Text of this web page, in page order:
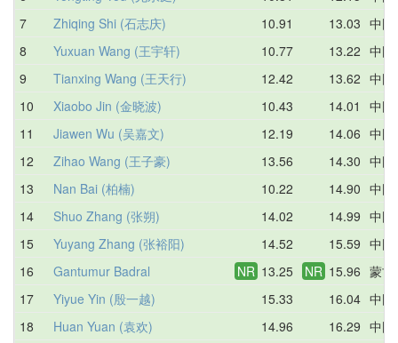
7
Zhiqing Shi (石志庆) 10.91 13.03 中国
8
Yuxuan Wang (王宇轩) 10.77 13.22 中国
9
Tianxing Wang (王天行) 12.42 13.62 中国
10
Xiaobo Jin (金晓波) 10.43 14.01
中国
11
Jiawen Wu (吴嘉文) 12.19 14.06 中国
12
Zihao Wang (王子豪) 13.56 14.30 中国
13
Nan Bai (柏楠) 10.22 14.90 中国
14
Shuo Zhang (张朔) 14.02 14.99 中国
15
Yuyang Zhang (张裕阳) 14.52 15.59 中国
16
Gantumur Badral NR 13.25 NR 15.96 蒙古
17
Yiyue Yin (殷一越) 15.33 16.04 中国
18
Huan Yuan (袁欢) 14.96 16.29 中国